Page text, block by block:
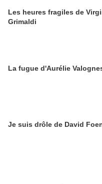
Les heures fragiles de
Grimaldi
La fugue d'Aurélie
Je suis drôle de David